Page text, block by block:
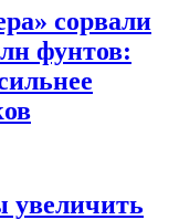
сорвали
фунтов:
увеличить